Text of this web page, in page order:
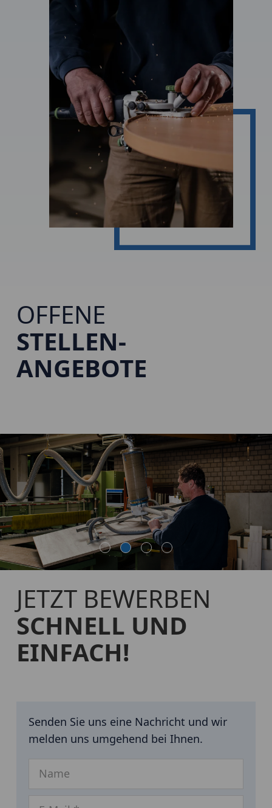
OFFENE
STELLEN-
ANGEBOTE
JETZT BEWERBEN
SCHNELL UND
EINFACH!
Senden Sie uns eine Nachricht und wir
melden uns umgehend bei Ihnen.